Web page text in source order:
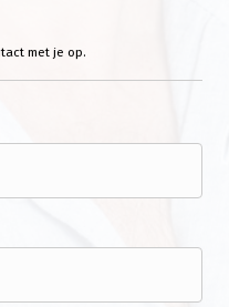
met je op.